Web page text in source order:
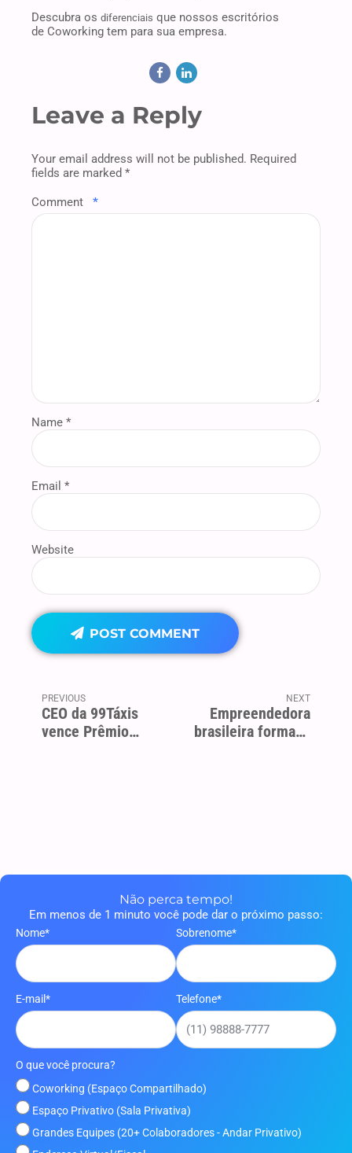
Descubra os diferenciais que nossos escritórios
de Coworking tem para sua empresa.
Leave a Reply
Your email address will not be published. Required
fields are marked *
Comment *
Name *
Email *
Website
POST COMMENT
PREVIOUS
CEO da 99Táxis
vence Prêmio
NEXT
Empreendedora
brasileira formada
Não perca tempo!
Em menos de 1 minuto você pode dar o próximo passo:
Nome* Sobrenome*
E-mail* Telefone*
O que você procura?
Coworking (Espaço Compartilhado)
Espaço Privativo (Sala Privativa)
Grandes Equipes (20+ Colaboradores - Andar Privativo)